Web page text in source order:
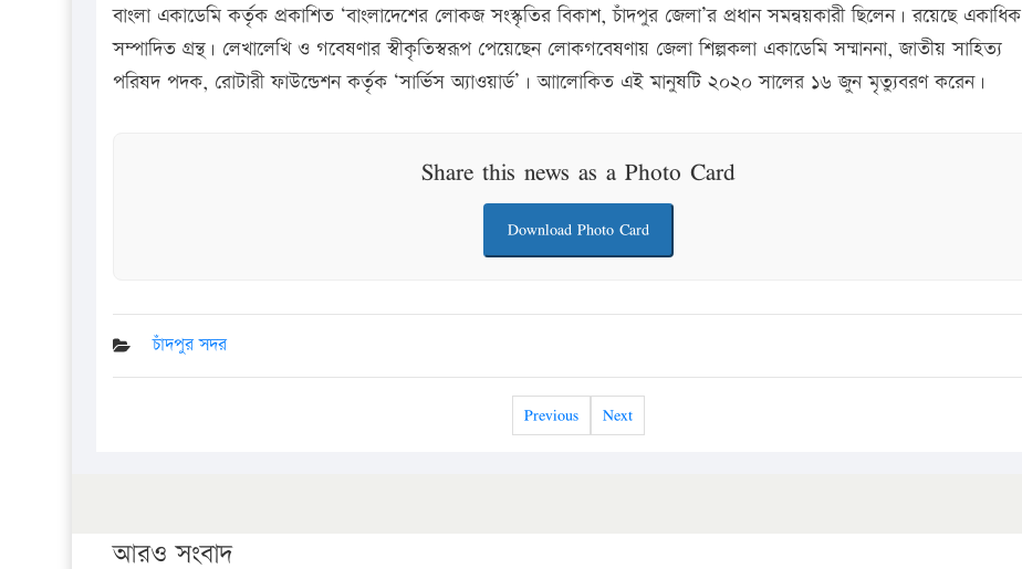
বাংলা একাডেমি কর্তৃক প্রকাশিত ‘বাংলাদেশের লোকজ সংস্কৃতির বিকাশ, চাঁদপুর জেলা’র প্রধান সমন্বয়কারী ছিলেন। রয়েছে একাধিক
সম্পাদিত গ্রন্থ। লেখালেখি ও গবেষণার স্বীকৃতিস্বরূপ পেয়েছেন লোকগবেষণায় জেলা শিল্পকলা একাডেমি সম্মাননা, জাতীয় সাহিত্য
পরিষদ পদক, রোটারী ফাউন্ডেশন কর্তৃক ‘সার্ভিস অ্যাওয়ার্ড’। আালোকিত এই মানুষটি ২০২০ সালের ১৬ জুন মৃত্যুবরণ করেন।
Share this news as a Photo Card
Download Photo Card
চাঁদপুর সদর
Previous Next
আরও সংবাদ